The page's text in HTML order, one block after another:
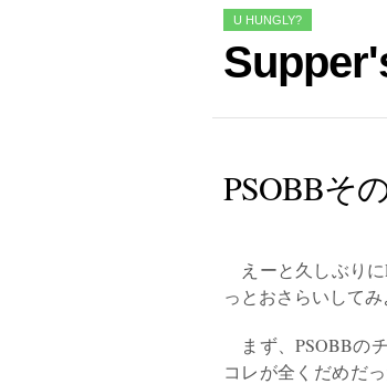
U HUNGLY?
PSOBBそ
えーと久しぶりに
っとおさらいしてみ
まず、PSOBBの
コレが全くだめだ